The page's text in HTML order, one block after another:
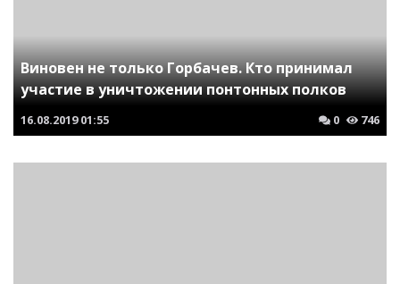
Виновен не только Горбачев. Кто принимал
участие в уничтожении понтонных полков
16.08.2019 01:55 0 746